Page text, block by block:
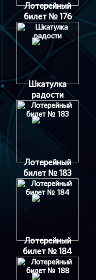
Лотерейный
билет № 176
Шкатулка
радости
Лотерейный
билет № 183
Лотерейный
билет № 184